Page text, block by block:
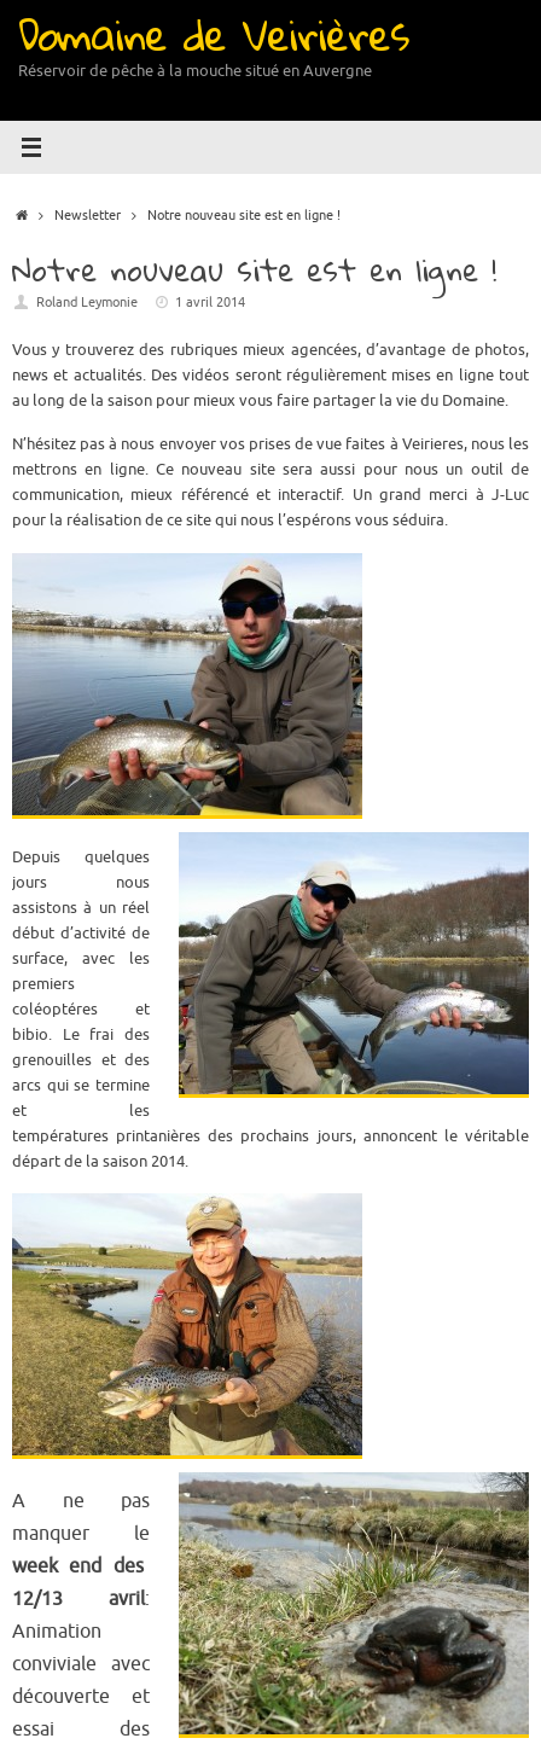
contenu
Domaine de Veirières
Réservoir de pêche à la mouche situé en Auvergne
AccueilNewsletter Notre nouveau site est en ligne !
Notre nouveau site est en ligne !
Roland Leymonie 1 avril 2014
Vous y trouverez des rubriques mieux agencées, d’avantage de photos,
news et actualités. Des vidéos seront régulièrement mises en ligne tout
au long de la saison pour mieux vous faire partager la vie du Domaine.
N’hésitez pas à nous envoyer vos prises de vue faites à Veirieres, nous les
mettrons en ligne. Ce nouveau site sera aussi pour nous un outil de
communication, mieux référencé et interactif. Un grand merci à J-Luc
pour la réalisation de ce site qui nous l’espérons vous séduira.
Depuis quelques
jours nous
assistons à un réel
début d’activité de
surface, avec les
premiers
coléoptéres et
bibio. Le frai des
grenouilles et des
arcs qui se termine
et les
températures printanières des prochains jours, annoncent le véritable
départ de la saison 2014.
A ne pas
manquer le
week end des
12/13 avril:
Animation
conviviale avec
découverte et
essai des